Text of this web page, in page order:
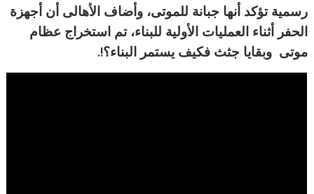
رسمية تؤكد أنها جبانة للموتى، وأضاف الأهالى أن أجهزة
الحفر أثناء العمليات الأولية للبناء، تم استخراج عظام
موتى وبقايا جثث فكيف يستمر البناء؟!.